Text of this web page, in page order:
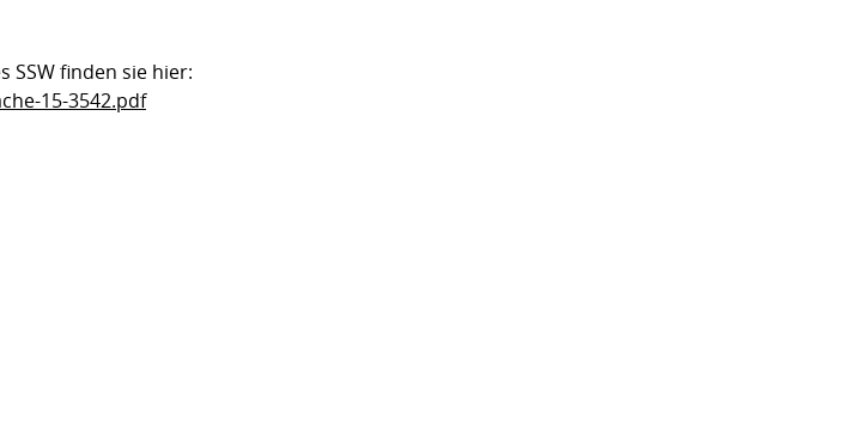
SSW finden sie hier:
15-3542.pdf